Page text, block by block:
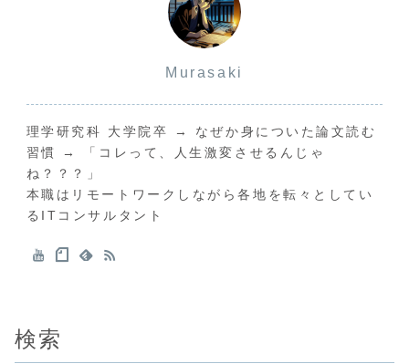
Murasaki
理学研究科 大学院卒 → なぜか身についた論文読む
習慣 → 「コレって、人生激変させるんじゃ
ね？？？」
本職はリモートワークしながら各地を転々としてい
るITコンサルタント
検索